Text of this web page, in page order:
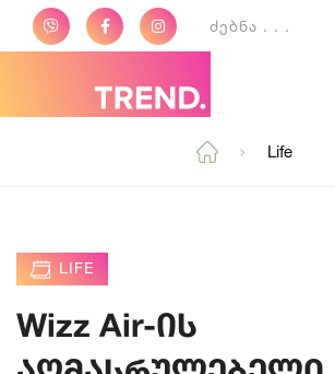
Life
LIFE
Wizz Air-ის